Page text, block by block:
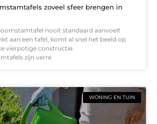
zoveel sfeer brengen in
nooit standaard aanvoelt
aan een tafel, komt al snel het beeld op
vierpotige constructie.
zijn verre
WONING EN TUIN